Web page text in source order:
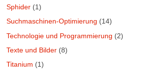
Sphider (1)
Suchmaschinen-Optimierung (14)
Technologie und Programmierung (2)
Texte und Bilder (8)
Titanium (1)